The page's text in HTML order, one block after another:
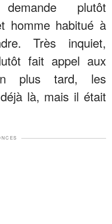
plutôt
homme habitué à
Très inquiet,
fait appel aux
plus tard, les
là, mais il était